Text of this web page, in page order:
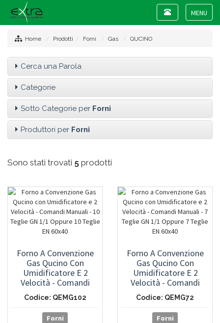
Toggle
Toggle
navigation
Home Prodotti Forni Gas QUCINO
Cerca una Parola
Categorie
Sotto Categorie per Forni
Produttori per Forni
Sono stati trovati 5 prodotti
Forno A Convenzione
Gas Qucino Con
Umidificatore E 2
Velocità - Comandi
Manuali - 10 Teglie GN
1/1 Oppure 10 Teglie EN
60x40
Codice: QEMG102
Forni
Forno A Convenzione
Gas Qucino Con
Umidificatore E 2
Velocità - Comandi
Manuali - 7 Teglie GN
1/1 Oppure 7 Teglie EN
60x40
Codice: QEMG72
Forni